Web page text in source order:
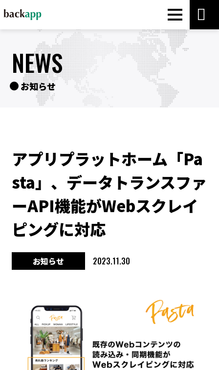
NEWS
お知らせ
アプリプラットホーム「Pa
sta」、データトランスファ
ーAPI機能がWebスクレイ
ピングに対応
お知らせ 2023.11.30